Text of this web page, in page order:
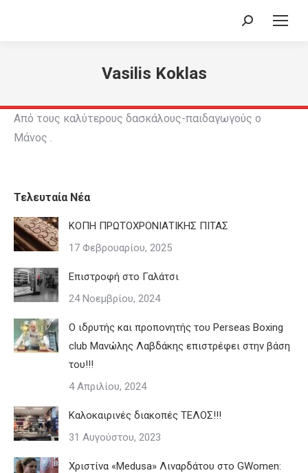
Search:
Vasilis Koklas
Από τους καλύτερους δασκάλους-παιδαγωγούς ο
Μάνος .
Τελευταία Νέα
ΚΟΠΗ ΠΡΩΤΟΧΡΟΝΙΑΤΙΚΗΣ ΠΙΤΑΣ
17 Φεβρουαρίου, 2025
Επιστροφή στο Γαλάτσι
24 Νοεμβρίου, 2024
Ο ιδρυτής και προπονητής του Perseas Boxing
club Μανώλης Λαβδάκης επιστρέφει στην βάση
του!!!
4 Απριλίου, 2024
Καλοκαιρινές διακοπές ΤΕΛΟΣ!!!
31 Αυγούστου, 2023
Χριστίνα «Medusa» Λιναρδάτου στο GWomen: